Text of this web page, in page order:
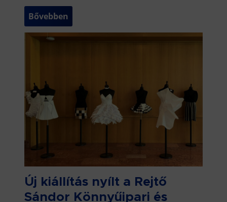
Bővebben
Új kiállítás nyílt a Rejtő
Sándor Könnyűipari és